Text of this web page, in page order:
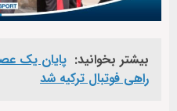
بیشتر بخوانید: پایان یک
راهی فوتبال ترکیه شد